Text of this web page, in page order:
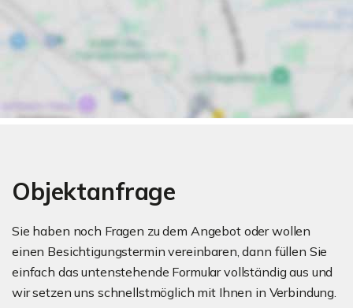
Objektanfrage
Sie haben noch Fragen zu dem Angebot oder wollen
einen Besichtigungstermin vereinbaren, dann füllen Sie
einfach das untenstehende Formular vollständig aus und
wir setzen uns schnellstmöglich mit Ihnen in Verbindung.